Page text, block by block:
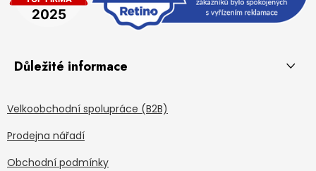
Důležité informace
Velkoobchodní spolupráce (B2B)
Prodejna nářadí
Obchodní podmínky